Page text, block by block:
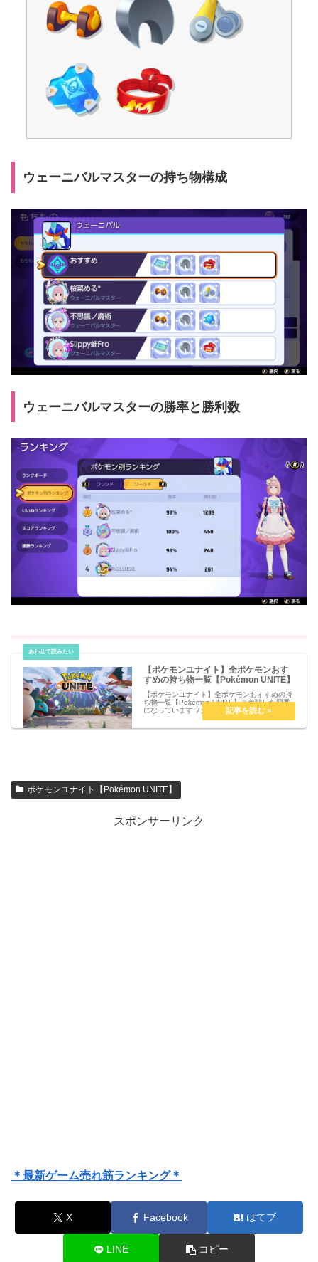
ウェーニバルマスターの持ち物構成
ウェーニバルマスターの勝率と勝利数
【ポケモンユナイト】全ポケモンおす
すめの持ち物一覧【Pokémon UNITE】
【ポケモンユナイト】全ポケモンおすすめの持
ち物一覧【Pokémon UNITE】※参戦した順番
になっていますワタシラガルカリオリザードン
ヤドランフシギバナプクリンファイアローピカ
ポケモンユナイト【Pokémon UNITE】
スポンサーリンク
＊最新ゲーム売れ筋ランキング＊
X Facebook はてブ
LINE コピー